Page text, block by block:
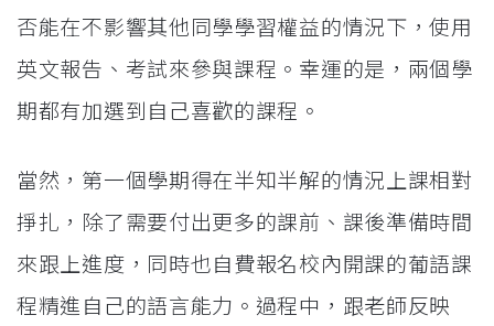
否能在不影響其他同學學習權益的情況下，使用
英文報告、考試來參與課程。幸運的是，兩個學
期都有加選到自己喜歡的課程。
當然，第一個學期得在半知半解的情況上課相對
掙扎，除了需要付出更多的課前、課後準備時間
來跟上進度，同時也自費報名校內開課的葡語課
程精進自己的語言能力。過程中，跟老師反映